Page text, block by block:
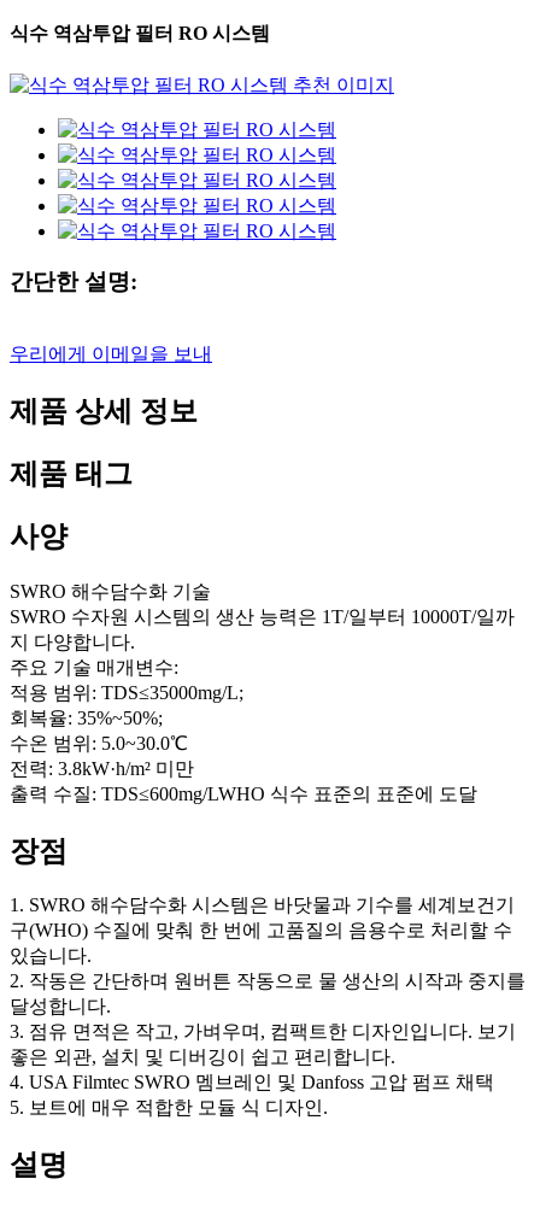
식수 역삼투압 필터 RO 시스템
간단한 설명:
우리에게 이메일을 보내
제품 상세 정보
제품 태그
사양
SWRO 해수담수화 기술
SWRO 수자원 시스템의 생산 능력은 1T/일부터 10000T/일까
지 다양합니다.
주요 기술 매개변수:
적용 범위: TDS≤35000mg/L;
회복율: 35%~50%;
수온 범위: 5.0~30.0℃
전력: 3.8kW·h/m² 미만
출력 수질: TDS≤600mg/LWHO 식수 표준의 표준에 도달
장점
1. SWRO 해수담수화 시스템은 바닷물과 기수를 세계보건기
구(WHO) 수질에 맞춰 한 번에 고품질의 음용수로 처리할 수
있습니다.
2. 작동은 간단하며 원버튼 작동으로 물 생산의 시작과 중지를
달성합니다.
3. 점유 면적은 작고, 가벼우며, 컴팩트한 디자인입니다. 보기
좋은 외관, 설치 및 디버깅이 쉽고 편리합니다.
4. USA Filmtec SWRO 멤브레인 및 Danfoss 고압 펌프 채택
5. 보트에 매우 적합한 모듈 식 디자인.
설명